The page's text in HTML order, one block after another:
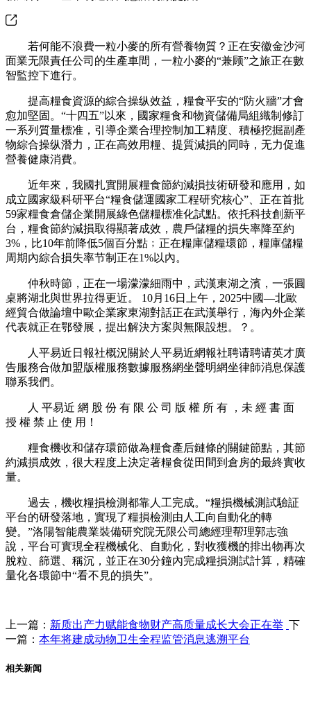
若何能不浪費一粒小麥的所有營養物質？正在安徽金沙河
面業无限責任公司的生產車間，一粒小麥的“兼顾”之旅正在數
智監控下進行。
提高糧食資源的綜合操纵效益，糧食平安的“防火牆”才會
愈加堅固。“十四五”以來，國家糧食和物資儲備局組織制修訂
一系列質量標准，引導企業合理控制加工精度、積極挖掘副產
物綜合操纵潛力，正在高效用糧、提質減損的同時，无力促進
營養健康消費。
近年來，我國扎實開展糧食節約減損技術研發和應用，如
成立國家級科研平台“糧食儲運國家工程研究核心”、正在首批
59家糧食倉儲企業開展綠色儲糧標准化試點。依托科技創新平
台，糧食節約減損取得顯著成效，農戶儲糧的損失率降至約
3%，比10年前降低5個百分點﹔正在糧庫儲糧環節，糧庫儲糧
周期內綜合損失率节制正在1%以內。
仲秋時節，正在一場濛濛細雨中，武漢東湖之濱，一張圓
桌將湖北與世界拉得更近。 10月16日上午，2025中國—北歐
經貿合做論壇中歐企業家東湖對話正在武漢舉行，海內外企業
代表就正在鄂發展，提出解決方案與無限設想。？。
人平易近日報社概況關於人平易近網報社聘请聘请英才廣
告服務合做加盟版權服務數據服務網坐聲明網坐律師消息保護
聯系我們。
人 平易近 網 股 份 有 限 公 司 版 權 所 有 ，未 經 書 面
授 權 禁 止 使 用！
糧食機收和儲存環節做為糧食產后鏈條的關鍵節點，其節
約減損成效，很大程度上決定著糧食從田間到倉房的最終實收
量。
過去，機收糧損檢測都靠人工完成。“糧損機械測試驗証
平台的研發落地，實現了糧損檢測由人工向自動化的轉
變。”洛陽智能農業裝備研究院无限公司總經理帮理郭志強
說，平台可實現全程機械化、自動化，對收獲機的排出物再次
脫粒、篩選、稱沉，並正在30分鐘內完成糧損測試計算，精確
量化各環節中“看不見的損失”。
上一篇： 新质出产力赋能食物财产高质量成长大会正在举 下
一篇： 本年将建成动物卫生全程监管消息逃溯平台
相关新闻